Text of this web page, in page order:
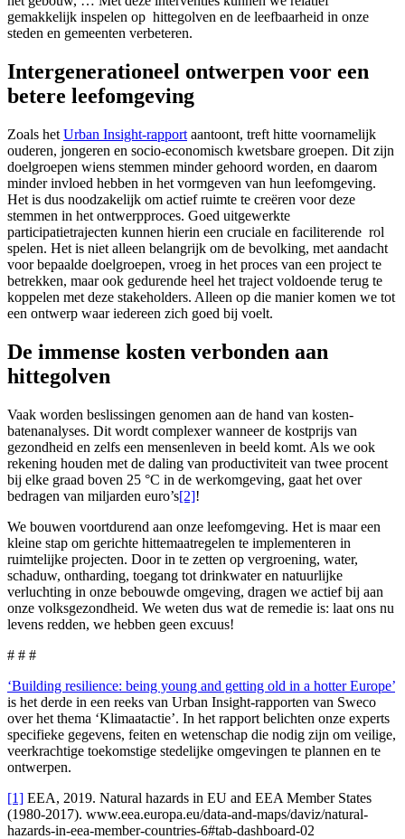
gemakkelijk inspelen op hittegolven en de leefbaarheid in onze
steden en gemeenten verbeteren.
Intergenerationeel ontwerpen voor een
betere leefomgeving
Zoals het Urban Insight-rapport aantoont, treft hitte voornamelijk
ouderen, jongeren en socio-economisch kwetsbare groepen. Dit zijn
doelgroepen wiens stemmen minder gehoord worden, en daarom
minder invloed hebben in het vormgeven van hun leefomgeving.
Het is dus noodzakelijk om actief ruimte te creëren voor deze
stemmen in het ontwerpproces. Goed uitgewerkte
participatietrajecten kunnen hierin een cruciale en faciliterende rol
spelen. Het is niet alleen belangrijk om de bevolking, met aandacht
voor bepaalde doelgroepen, vroeg in het proces van een project te
betrekken, maar ook gedurende heel het traject voldoende terug te
koppelen met deze stakeholders. Alleen op die manier komen we tot
een ontwerp waar iedereen zich goed bij voelt.
De immense kosten verbonden aan
hittegolven
Vaak worden beslissingen genomen aan de hand van kosten-
batenanalyses. Dit wordt complexer wanneer de kostprijs van
gezondheid en zelfs een mensenleven in beeld komt. Als we ook
rekening houden met de daling van productiviteit van twee procent
bij elke graad boven 25 °C in de werkomgeving, gaat het over
bedragen van miljarden euro’s[2]!
We bouwen voortdurend aan onze leefomgeving. Het is maar een
kleine stap om gerichte hittemaatregelen te implementeren in
ruimtelijke projecten. Door in te zetten op vergroening, water,
schaduw, ontharding, toegang tot drinkwater en natuurlijke
verluchting in onze bebouwde omgeving, dragen we actief bij aan
onze volksgezondheid. We weten dus wat de remedie is: laat ons nu
levens redden, we hebben geen excuus!
# # #
‘Building resilience: being young and getting old in a hotter Europe’
is het derde in een reeks van Urban Insight-rapporten van Sweco
over het thema ‘Klimaatactie’. In het rapport belichten onze experts
specifieke gegevens, feiten en wetenschap die nodig zijn om veilige,
veerkrachtige toekomstige stedelijke omgevingen te plannen en te
ontwerpen.
[1] EEA, 2019. Natural hazards in EU and EEA Member States
(1980-2017). www.eea.europa.eu/data-and-maps/daviz/natural-
hazards-in-eea-member-countries-6#tab-dashboard-02